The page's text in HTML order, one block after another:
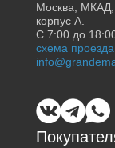
Москва,
корпус А.
С 7:00 до
схема проезда